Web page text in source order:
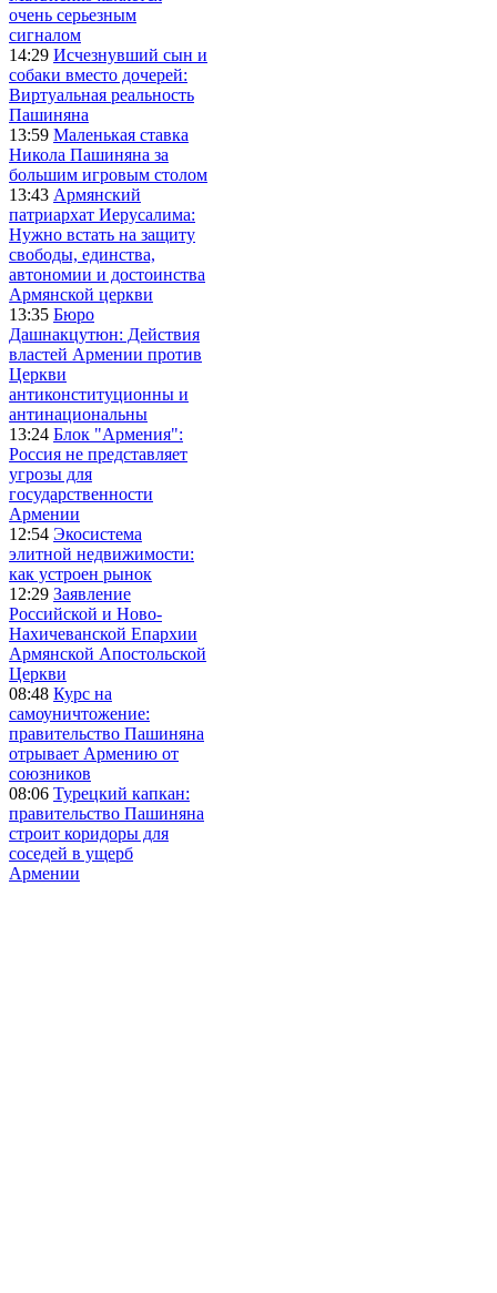
очень серьезным
сигналом
14:29 Исчезнувший сын и
собаки вместо дочерей:
Виртуальная реальность
Пашиняна
13:59 Маленькая ставка
Никола Пашиняна за
большим игровым столом
13:43 Армянский
патриархат Иерусалима:
Нужно встать на защиту
свободы, единства,
автономии и достоинства
Армянской церкви
13:35 Бюро
Дашнакцутюн: Действия
властей Армении против
Церкви
антиконституционны и
антинациональны
13:24 Блок "Армения":
Россия не представляет
угрозы для
государственности
Армении
12:54 Экосистема
элитной недвижимости:
как устроен рынок
12:29 Заявление
Российской и Ново-
Нахичеванской Епархии
Армянской Апостольской
Церкви
08:48 Курс на
самоуничтожение:
правительство Пашиняна
отрывает Армению от
союзников
08:06 Турецкий капкан:
правительство Пашиняна
строит коридоры для
соседей в ущерб
Армении